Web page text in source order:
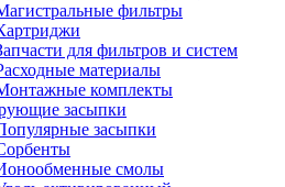
фильтры
для фильтров и систем
материалы
комплекты
засыпки
засыпки
смолы